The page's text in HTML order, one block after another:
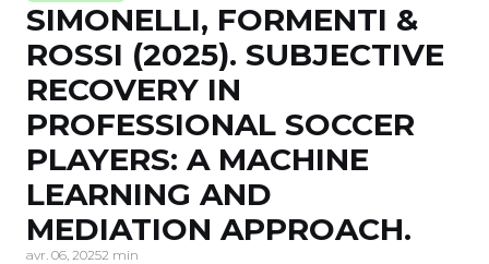
SIMONELLI, FORMENTI &
ROSSI (2025). SUBJECTIVE
RECOVERY IN
PROFESSIONAL SOCCER
PLAYERS: A MACHINE
LEARNING AND
MEDIATION APPROACH.
avr. 06, 20252 min